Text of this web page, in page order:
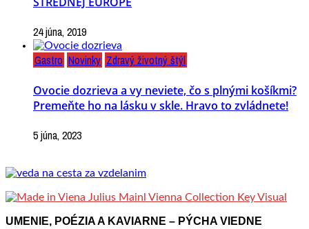
24 júna, 2019
Gastro Novinky Zdravý životný štýl
Ovocie dozrieva a vy neviete, čo s plnými košíkmi?
Premeňte ho na lásku v skle. Hravo to zvládnete!
5 júna, 2023
UMENIE, POÉZIA A KAVIARNE – PÝCHA VIEDNE